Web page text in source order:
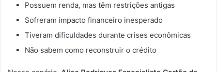
Possuem renda, mas têm restrições antigas
Sofreram impacto financeiro inesperado
Tiveram dificuldades durante crises econômicas
Não sabem como reconstruir o crédito